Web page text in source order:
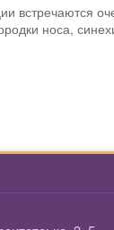
встречаются
носа,